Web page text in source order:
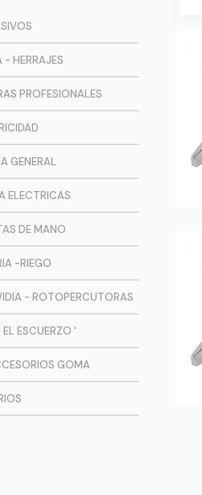
- HERRAJES
PROFESIONALES
GENERAL
ELECTRICAS
DE MANO
-RIEGO
- ROTOPERCUTORAS
ESCUERZO '
GOMA